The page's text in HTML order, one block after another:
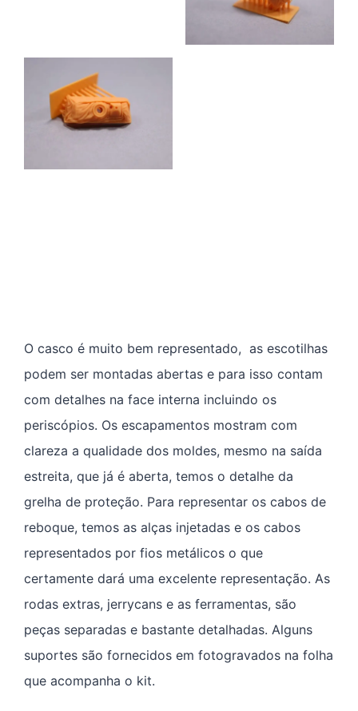
O casco é muito bem representado, as escotilhas
podem ser montadas abertas e para isso contam
com detalhes na face interna incluindo os
periscópios. Os escapamentos mostram com
clareza a qualidade dos moldes, mesmo na saída
estreita, que já é aberta, temos o detalhe da
grelha de proteção. Para representar os cabos de
reboque, temos as alças injetadas e os cabos
representados por fios metálicos o que
certamente dará uma excelente representação. As
rodas extras, jerrycans e as ferramentas, são
peças separadas e bastante detalhadas. Alguns
suportes são fornecidos em fotogravados na folha
que acompanha o kit.